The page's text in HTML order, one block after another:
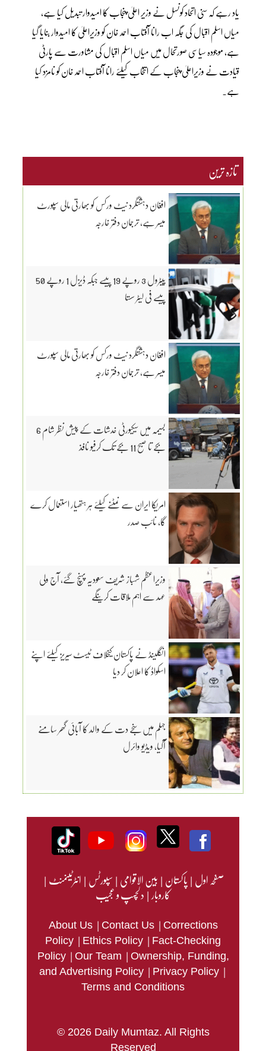
یاد رہے کہ سنی اتحاد کونسل نے وزیر اعلیٰ پنجاب کا امیدوار تبدیل کیا ہے،
میاں اسلم اقبال کی جگہ اب رانا آفتاب احمد خان کو وزیراعلیٰ کا امیدوار بنایا گیا
ہے، موجودہ سیاسی صورتحال میں میاں اسلم اقبال کی مشاورت سے پارٹی
قیادت نے وزیراعلیٰ پنجاب کے انتخاب کیلئے رانا آفتاب احمد خان کو نامزد کیا
ہے۔
تازہ ترین
افغان دہشتگرد نیٹ ورکس کو بھارتی مالی سپورٹ
میسر ہے، ترجمان دفتر خارجہ
پیٹرول 3 روپے 19 پیسے جبکہ ڈیزل 1 روپے 50
پیسے فی لیٹر سستا
افغان دہشتگرد نیٹ ورکس کو بھارتی مالی سپورٹ
میسر ہے، ترجمان دفتر خارجہ
بسیمہ میں سیکیورٹی خدشات کے پیش نظر شام 6
بجے تا صبح 11 بجے تک کرفیو نافذ
امریکا ایران سے نمٹنے کیلئے ہر ہتھیار استعمال کرے
گا، نائب صدر
وزیراعظم شہباز شریف سعودیہ پہنچ گئے، آج ولی
عہد سے اہم ملاقات کرینگے
انگلینڈ نے پاکستان کیخلاف ٹیسٹ سیریز کیلئے اپنے
اسکواڈ کا اعلان کر دیا
جہلم میں سنجے دت کے والد کا آبائی گھر سامنے
آگیا، ویڈیو وائرل
صفحہ اول|پاکستان|بین الاقوامی|سپورٹس|انٹرٹینمنٹ|
کاروبار|دلچسپ و عجیب
About Us | Contact Us | Corrections
Policy | Ethics Policy | Fact-Checking
Policy | Our Team | Ownership, Funding,
and Advertising Policy | Privacy Policy |
Terms and Conditions
© 2026 Daily Mumtaz. All Rights
Reserved